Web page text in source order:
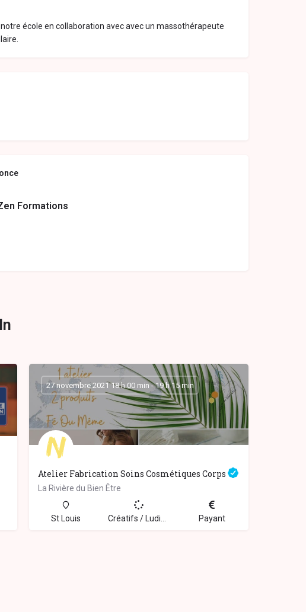
école en collaboration avec avec un massothérapeute
Formations
Atelier Fabrication Soins Cosmétiques Corps
La Rivière du Bien Être
27 novembre 2021 18 h 00 min - 19 h 15 min
St Louis Créatifs / Ludiques, Insolite, Stage / Atelier Payant